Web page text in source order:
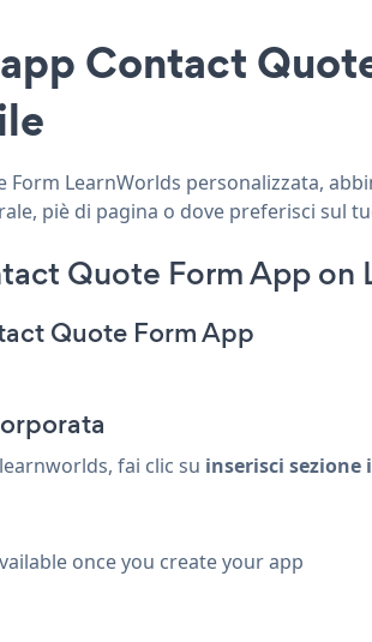
Contact
Form LearnWorlds personalizzata,
piè di pagina o dove preferisci sul
Quote Form App on
Quote Form App
fai clic su inserisci sezione
once you create your app